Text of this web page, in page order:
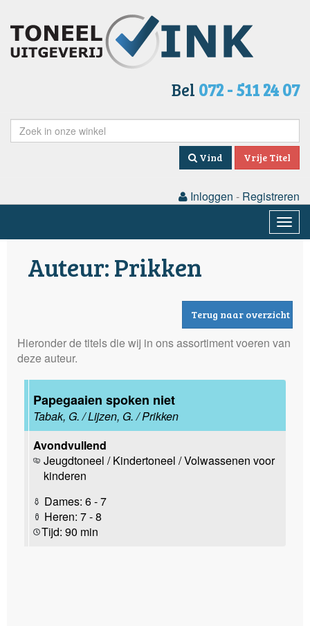
Bel 072 - 511 24 07
Vind Vrije Titel
Inloggen - Registreren
Auteur: Prikken
Terug naar overzicht
Hieronder de titels die wij in ons assortiment voeren van
deze auteur.
Papegaaien spoken niet
Tabak, G. / Lijzen, G. / Prikken
Avondvullend
Jeugdtoneel / Kindertoneel / Volwassenen voor
kinderen
Dames: 6 - 7
Heren: 7 - 8
Tijd: 90 min